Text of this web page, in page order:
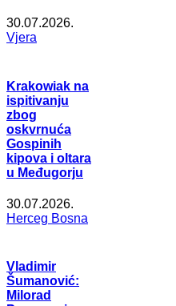
30.07.2026.
Vjera
Krakowiak na
ispitivanju
zbog
oskvrnuća
Gospinih
kipova i oltara
u Međugorju
30.07.2026.
Herceg Bosna
Vladimir
Šumanović:
Milorad